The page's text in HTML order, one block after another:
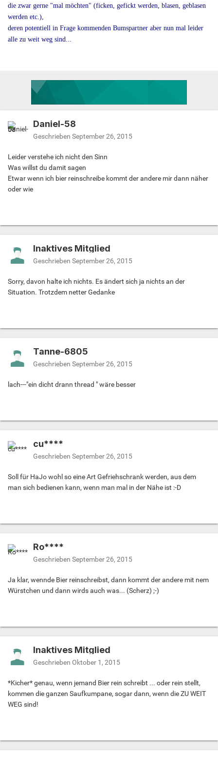
die zwar gerne "mal möchten" (ficken, gefickt werden, blasen, geblasen
werden etc.),
deren potentiell in Frage kommenden Bumspartner aber nun mal leider
alle zu weit weg sind...
Daniel-58
Geschrieben September 26, 2015
Leider verstehe ich nicht den Sinn
Was willst du damit sagen
Etwar wenn ich bier reinschreibe kommt der andere mir dann näher
oder wie
Inaktives Mitglied
Geschrieben September 26, 2015
Sorry, davon halte ich nichts. Es ändert sich ja nichts an der
Situation. Trotzdem netter Gedanke
Tanne-6805
Geschrieben September 26, 2015
lach---"ein dicht drann thread " wäre besser
cu****
Geschrieben September 26, 2015
Soll für HaJo wohl so eine Art Gefriehschrank werden, aus dem
man sich bedienen kann, wenn man mal in der Nähe ist :-D
Ro****
Geschrieben September 26, 2015
Ja klar, wennde Bier reinschreibst, dann kommt der andere mit nem
Würstchen und dann wirds auch was... (Scherz) ;-)
Inaktives Mitglied
Geschrieben Oktober 1, 2015
*Kicher* genau, wenn jemand Bier rein schreibt ... oder rein stellt,
kommen die ganzen Saufkumpane, sogar dann, wenn die ZU WEIT
WEG sind!